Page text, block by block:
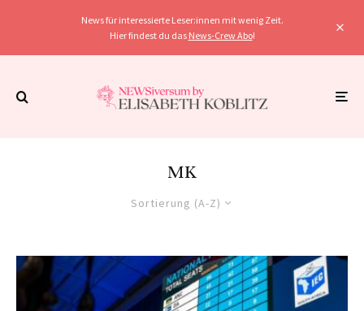
News für interessierte Leser:innen mit wenig Zeit.
Hier findest du das News-Crew Abo!
MK
Sortierung (A-Z)